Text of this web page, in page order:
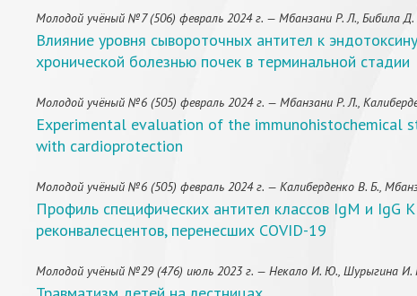
Молодой учёный №7 (506) февраль 2024 г. — Мбанзани Р. Л., Бибила Д.
Влияние уровня сывороточных антител к
хронической болезнью почек в терминальной стадии
Молодой учёный №6 (505) февраль 2024 г. — Мбанзани Р. Л.,
Experimental evaluation of the immunohistochemical
with cardioprotection
Молодой учёный №6 (505) февраль 2024 г. — Калиберденко В. Б.,
Профиль специфических антител классов IgM и IgG
реконвалесцентов, перенесших COVID-19
Молодой учёный №29 (476) июль 2023 г. — Некало И. Ю., Шурыгина И.